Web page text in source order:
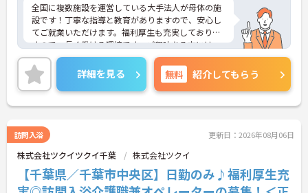
全国に複数施設を運営している大手法人が母体の施
設です！丁寧な指導と教育がありますので、安心し
てご就業いただけます。福利厚生も充実しておりま
すので、長く働ける環境です。ご興味ある方には、
面接のポイントなど、さらに詳細をお話致しますの
でお気軽にご相談ください。
詳細を見る 無料 紹介してもらう
訪問入浴 更新日：2026年08月06日
株式会社ツクイツクイ千葉 株式会社ツクイ
【千葉県／千葉市中央区】日勤のみ♪福利厚生充